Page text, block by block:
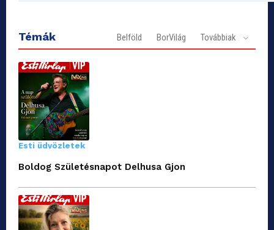
Témák Belföld BorVilág Továbbiak
Esti üdvözletek
Boldog Születésnapot Delhusa Gjon